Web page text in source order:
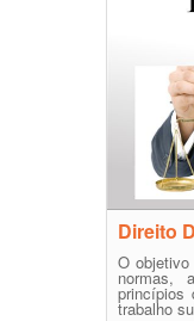
Direito
O
normas,
princípios
trabalho